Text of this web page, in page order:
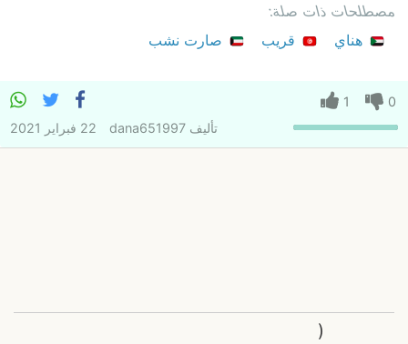
مصطلحات ذات صلة:
هناي
قريب صارت نشب
0
1
تأليفdana651997 22 فبراير 2021
(